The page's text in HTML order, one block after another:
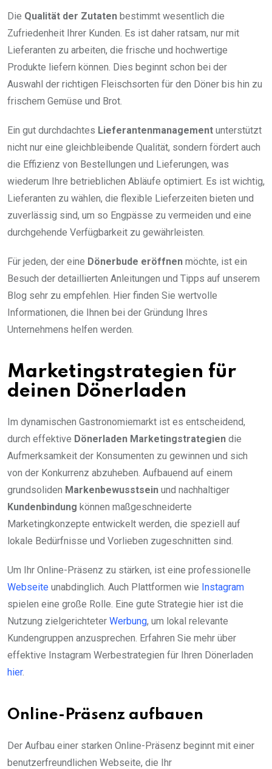
Die Qualität der Zutaten bestimmt wesentlich die
Zufriedenheit Ihrer Kunden. Es ist daher ratsam, nur mit
Lieferanten zu arbeiten, die frische und hochwertige
Produkte liefern können. Dies beginnt schon bei der
Auswahl der richtigen Fleischsorten für den Döner bis hin zu
frischem Gemüse und Brot.
Ein gut durchdachtes Lieferantenmanagement unterstützt
nicht nur eine gleichbleibende Qualität, sondern fördert auch
die Effizienz von Bestellungen und Lieferungen, was
wiederum Ihre betrieblichen Abläufe optimiert. Es ist wichtig,
Lieferanten zu wählen, die flexible Lieferzeiten bieten und
zuverlässig sind, um so Engpässe zu vermeiden und eine
durchgehende Verfügbarkeit zu gewährleisten.
Für jeden, der eine Dönerbude eröffnen möchte, ist ein
Besuch der detaillierten Anleitungen und Tipps auf unserem
Blog sehr zu empfehlen. Hier finden Sie wertvolle
Informationen, die Ihnen bei der Gründung Ihres
Unternehmens helfen werden.
Marketingstrategien für
deinen Dönerladen
Im dynamischen Gastronomiemarkt ist es entscheidend,
durch effektive Dönerladen Marketingstrategien die
Aufmerksamkeit der Konsumenten zu gewinnen und sich
von der Konkurrenz abzuheben. Aufbauend auf einem
grundsoliden Markenbewusstsein und nachhaltiger
Kundenbindung können maßgeschneiderte
Marketingkonzepte entwickelt werden, die speziell auf
lokale Bedürfnisse und Vorlieben zugeschnitten sind.
Um Ihr Online-Präsenz zu stärken, ist eine professionelle
Webseite unabdinglich. Auch Plattformen wie Instagram
spielen eine große Rolle. Eine gute Strategie hier ist die
Nutzung zielgerichteter Werbung, um lokal relevante
Kundengruppen anzusprechen. Erfahren Sie mehr über
effektive Instagram Werbestrategien für Ihren Dönerladen
hier.
Online-Präsenz aufbauen
Der Aufbau einer starken Online-Präsenz beginnt mit einer
benutzerfreundlichen Webseite, die Ihr